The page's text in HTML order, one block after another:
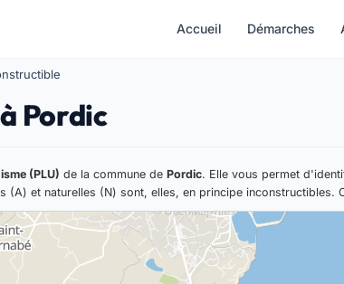
Accueil Démarches
Pordic
(PLU) de la commune dePordic. Elle vous permet
(A) et naturelles (N) sont, elles, en principe